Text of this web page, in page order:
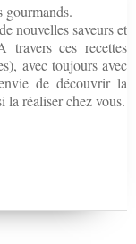
gourmands.
nouvelles saveurs et
travers ces recettes
avec toujours avec
de découvrir la
la réaliser chez vous.